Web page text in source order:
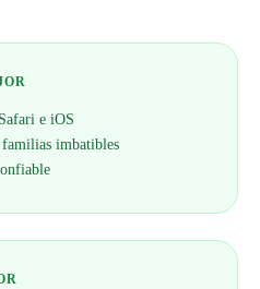
e iOS
familias imbatibles